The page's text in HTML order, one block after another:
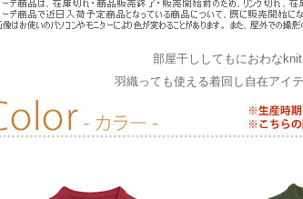
部屋干ししてもにおわな
羽織っても使える着回し自在アイ